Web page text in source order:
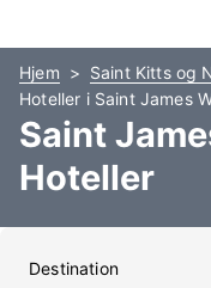
Hjem
Saint Kitts og
Hoteller i Saint James
Saint
Hoteller
Destination